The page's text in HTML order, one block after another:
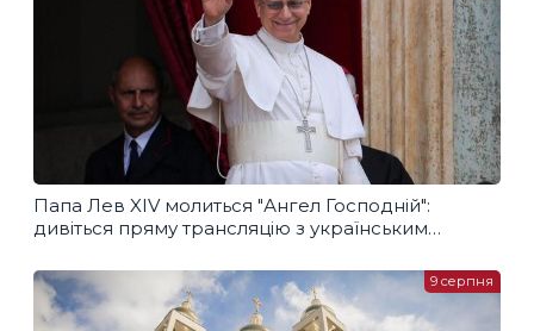
Папа Лев XIV молиться "Ангел Господній":
дивіться пряму трансляцію з українським
9 серпня